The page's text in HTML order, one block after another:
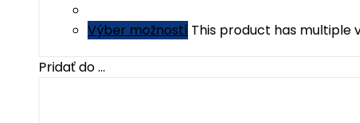
Výber možností This product has multiple
Pridať do ...